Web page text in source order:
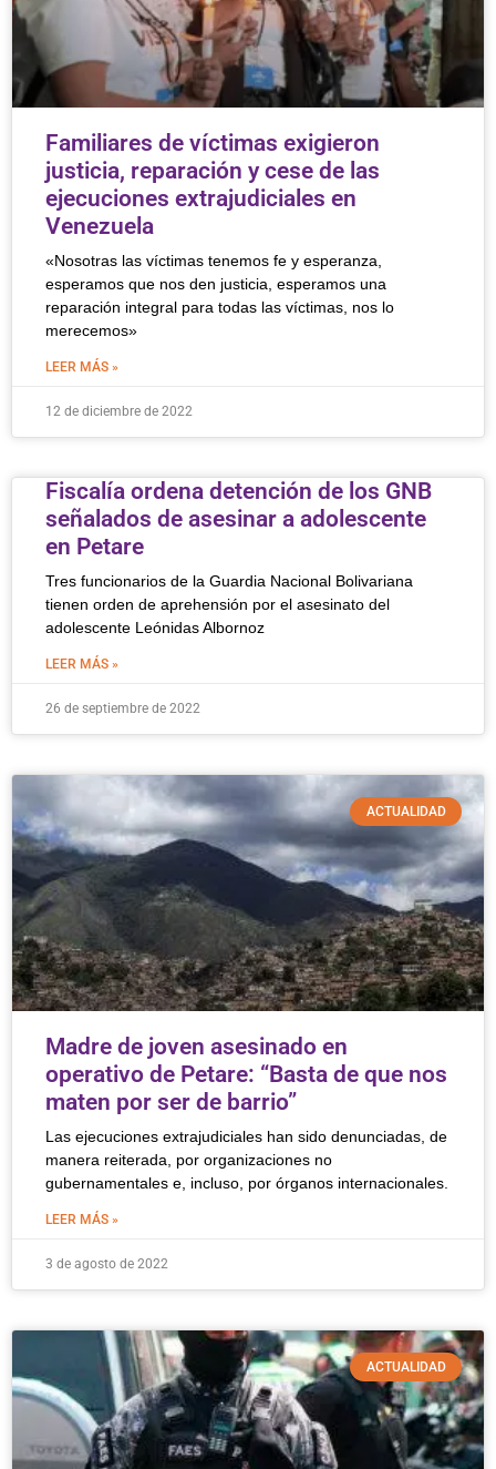
Familiares de víctimas exigieron
justicia, reparación y cese de las
ejecuciones extrajudiciales en
Venezuela
«Nosotras las víctimas tenemos fe y esperanza,
esperamos que nos den justicia, esperamos una
reparación integral para todas las víctimas, nos lo
merecemos»
LEER MÁS »
12 de diciembre de 2022
Fiscalía ordena detención de los GNB
señalados de asesinar a adolescente
en Petare
Tres funcionarios de la Guardia Nacional Bolivariana
tienen orden de aprehensión por el asesinato del
adolescente Leónidas Albornoz
LEER MÁS »
26 de septiembre de 2022
ACTUALIDAD
Madre de joven asesinado en
operativo de Petare: “Basta de que nos
maten por ser de barrio”
Las ejecuciones extrajudiciales han sido denunciadas, de
manera reiterada, por organizaciones no
gubernamentales e, incluso, por órganos internacionales.
LEER MÁS »
3 de agosto de 2022
ACTUALIDAD